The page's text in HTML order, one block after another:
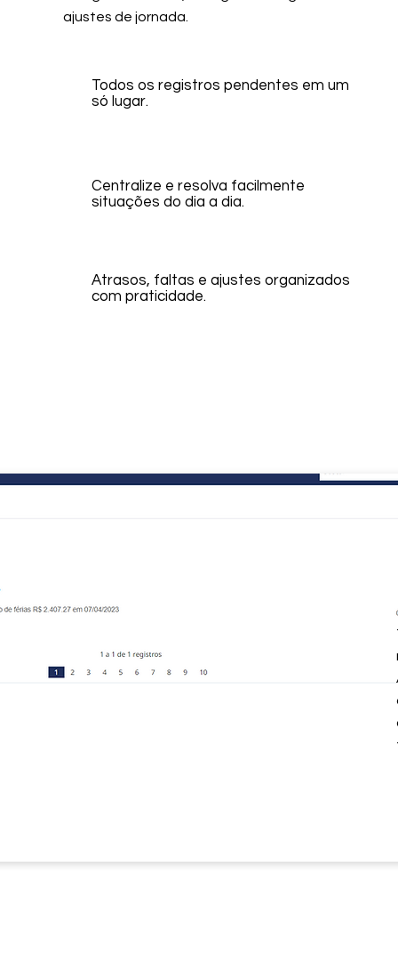
ajustes de jornada.
Todos os registros pendentes em um
só lugar.
Centralize e resolva facilmente
situações do dia a dia.
Atrasos, faltas e ajustes organizados
com praticidade.